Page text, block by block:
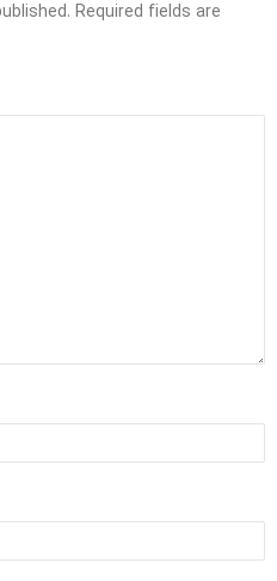
Required fields are